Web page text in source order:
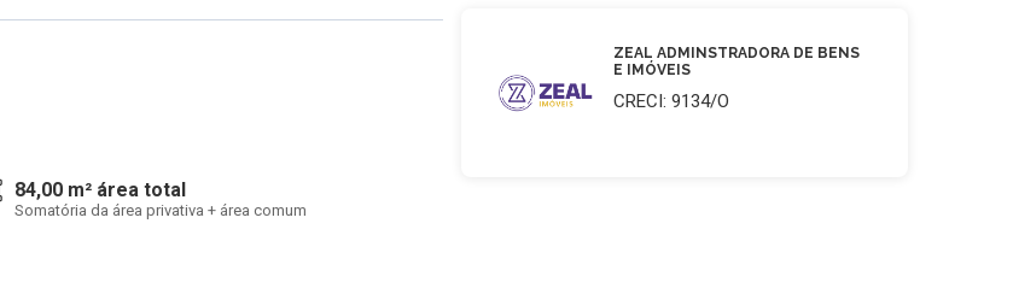
84,00 m² área total
Somatória da área privativa + área comum
ZEAL ADMINSTRADORA DE BENS
E IMÓVEIS
CRECI: 9134/O